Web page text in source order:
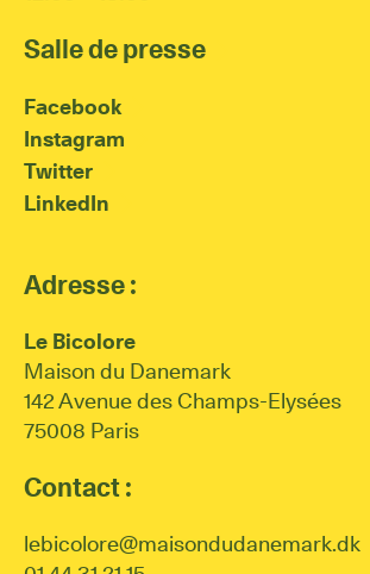
Salle de presse
Facebook
Instagram
Twitter
LinkedIn
Adresse :
Le Bicolore
Maison du Danemark
142 Avenue des Champs-Elysées
75008 Paris
Contact :
lebicolore@maisondudanemark.dk